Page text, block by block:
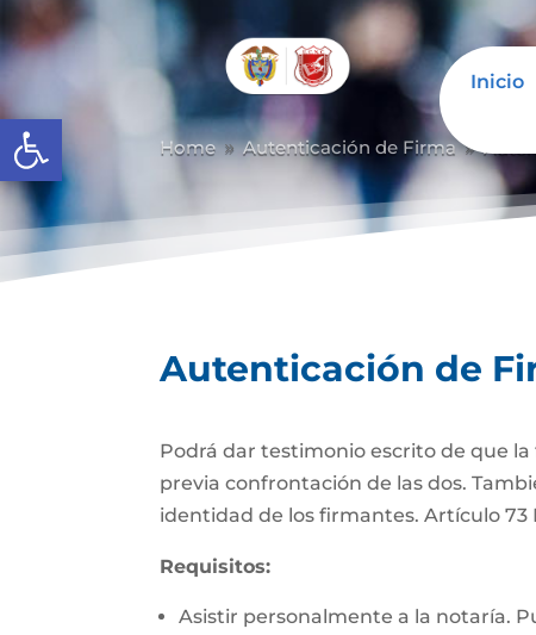
Abrir barra de herramientas
Inicio
Home 9 Autenticación de Firma 9
Autenticación de
Podrá dar testimonio escrito de que
previa confrontación de las dos.
identidad de los firmantes. Artículo 73
Requisitos:
Asistir personalmente a la notaría.